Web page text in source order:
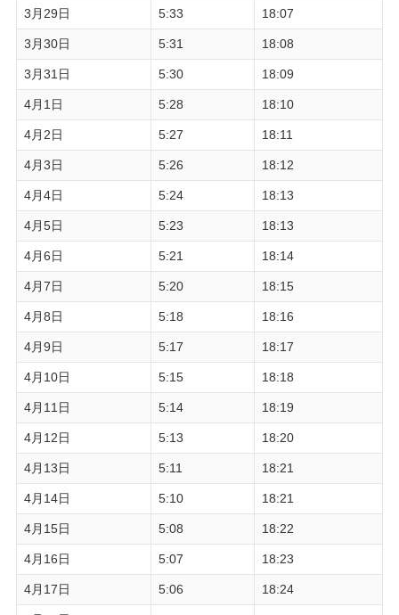
3月29日 5:33 18:07
3月30日 5:31 18:08
3月31日 5:30 18:09
4月1日 5:28 18:10
4月2日 5:27 18:11
4月3日 5:26 18:12
4月4日 5:24 18:13
4月5日 5:23 18:13
4月6日 5:21 18:14
4月7日 5:20 18:15
4月8日 5:18 18:16
4月9日 5:17 18:17
4月10日 5:15 18:18
4月11日 5:14 18:19
4月12日 5:13 18:20
4月13日 5:11 18:21
4月14日 5:10 18:21
4月15日 5:08 18:22
4月16日 5:07 18:23
4月17日 5:06 18:24